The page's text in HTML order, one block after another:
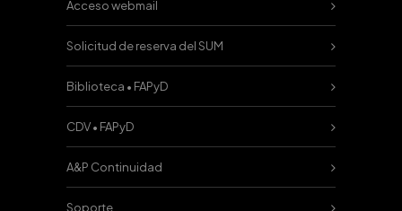
Acceso webmail
Solicitud de reserva del SUM
Biblioteca • FAPyD
CDV • FAPyD
A&P Continuidad
Soporte